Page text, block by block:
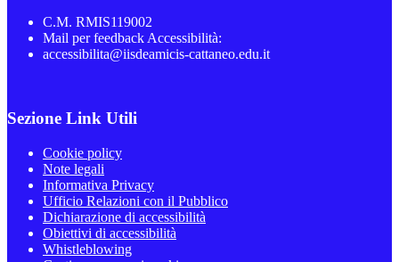
C.M. RMIS119002
Mail per feedback Accessibilità:
accessibilita@iisdeamicis-cattaneo.edu.it
Sezione Link Utili
Cookie policy
Note legali
Informativa Privacy
Ufficio Relazioni con il Pubblico
Dichiarazione di accessibilità
Obiettivi di accessibilità
Whistleblowing